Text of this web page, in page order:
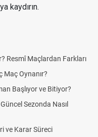
kaydırın.
Farkları
ve Bitiyor?
Nasıl
Süreci